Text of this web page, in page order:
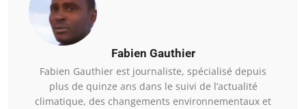
Fabien Gauthier
Fabien Gauthier est journaliste, spécialisé depuis
plus de quinze ans dans le suivi de l’actualité
climatique, des changements environnementaux et